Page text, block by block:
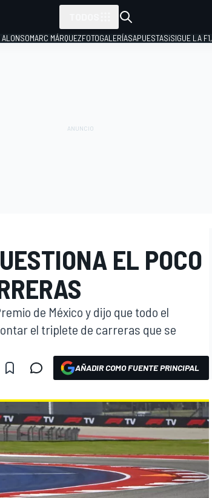
MARC MÁRQUEZFOTOGALERÍASAPUESTAS¡SIGUE LA
EL POCO
de México y dijo que todo el
el triplete de carreras que se
AÑADIR COMO FUENTE PRINCIPAL